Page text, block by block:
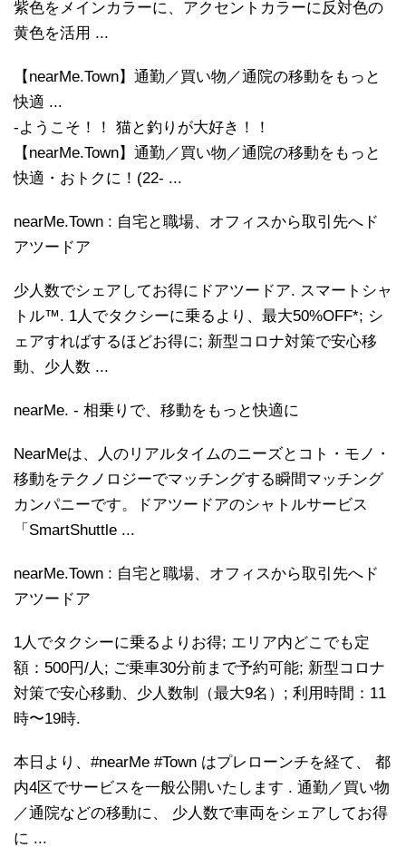
紫色をメインカラーに、アクセントカラーに反対色の
黄色を活用 ...
【nearMe.Town】通勤／買い物／通院の移動をもっと
快適 ...
-ようこそ！！ 猫と釣りが大好き！！
【nearMe.Town】通勤／買い物／通院の移動をもっと
快適・おトクに！(22- ...
nearMe.Town : 自宅と職場、オフィスから取引先へド
アツードア
少人数でシェアしてお得にドアツードア. スマートシャ
トル™. 1人でタクシーに乗るより、最大50%OFF*; シ
ェアすればするほどお得に; 新型コロナ対策で安心移
動、少人数 ...
nearMe. - 相乗りで、移動をもっと快適に
NearMeは、人のリアルタイムのニーズとコト・モノ・
移動をテクノロジーでマッチングする瞬間マッチング
カンパニーです。ドアツードアのシャトルサービス
「SmartShuttle ...
nearMe.Town : 自宅と職場、オフィスから取引先へド
アツードア
1人でタクシーに乗るよりお得; エリア内どこでも定
額：500円/人; ご乗車30分前まで予約可能; 新型コロナ
対策で安心移動、少人数制（最大9名）; 利用時間：11
時〜19時.
本日より、#nearMe #Town はプレローンチを経て、 都
内4区でサービスを一般公開いたします . 通勤／買い物
／通院などの移動に、 少人数で車両をシェアしてお得
に ...